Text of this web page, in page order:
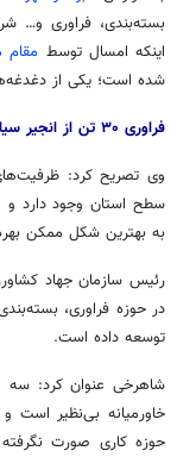
بسته‌بندی، فراوری و…
اینکه امسال توسط
شده است؛ یکی از
فراوری ۳۰ تن از انجیر سیاه لرستان
وی تصریح کرد:
سطح استان وجود دارد و
به بهترین شکل ممکن بهره
رئیس سازمان جهاد
در حوزه فراوری،
توسعه داده است.
خاورمیانه بی‌نظیر است
حوزه کاری صورت